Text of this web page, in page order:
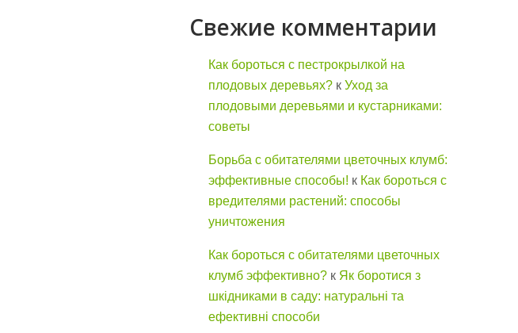
Свежие комментарии
Как бороться с пестрокрылкой на
плодовых деревьях? кУход за
плодовыми деревьями и кустарниками:
советы
Борьба с обитателями цветочных клумб:
эффективные способы! к Как бороться с
вредителями растений: способы
уничтожения
Как бороться с обитателями цветочных
клумб эффективно? к Як боротися з
шкідниками в саду: натуральні та
ефективні способи